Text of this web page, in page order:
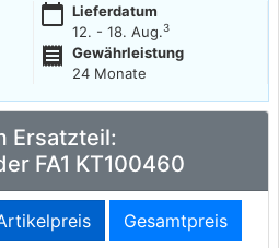
calendar_today Lieferdatum
12. - 18. Aug.3
receipt
Gewährleistung
24 Monate
Ersatzteil:
FA1 KT100460
Gesamtpreis